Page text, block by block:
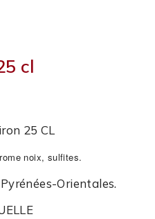
cl
25 CL
noix, sulfites.
Orientales.